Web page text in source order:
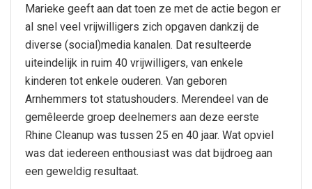
Marieke geeft aan dat toen ze met de actie begon er
al snel veel vrijwilligers zich opgaven dankzij de
diverse (social)media kanalen. Dat resulteerde
uiteindelijk in ruim 40 vrijwilligers, van enkele
kinderen tot enkele ouderen. Van geboren
Arnhemmers tot statushouders. Merendeel van de
gemêleerde groep deelnemers aan deze eerste
Rhine Cleanup was tussen 25 en 40 jaar. Wat opviel
was dat iedereen enthousiast was dat bijdroeg aan
een geweldig resultaat.